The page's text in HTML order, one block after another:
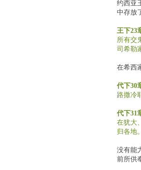
约西亚
中存放
王下23
所有交
司希勒
在希西
代下30
路撒冷
代下31
在犹大
归各地
没有能
前所供